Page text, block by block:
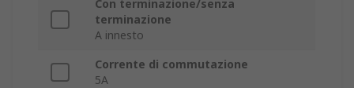
Con terminazione/senza
terminazione
A innesto
Corrente di commutazione
5A